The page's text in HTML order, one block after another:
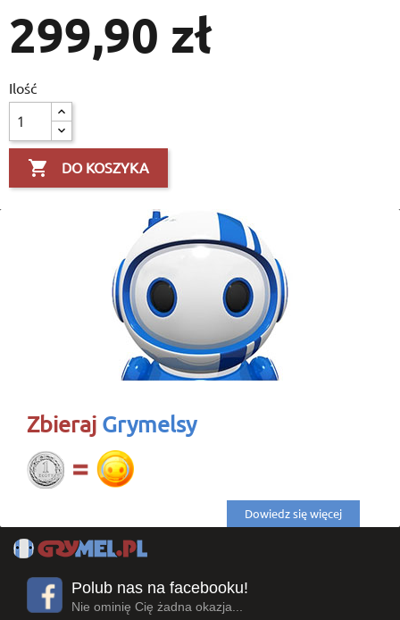
299,90 zł
Ilość
 DO KOSZYKA
Zbieraj Grymelsy
Dowiedz się więcej
Polub nas na facebooku!
Nie ominię Cię żadna okazja...